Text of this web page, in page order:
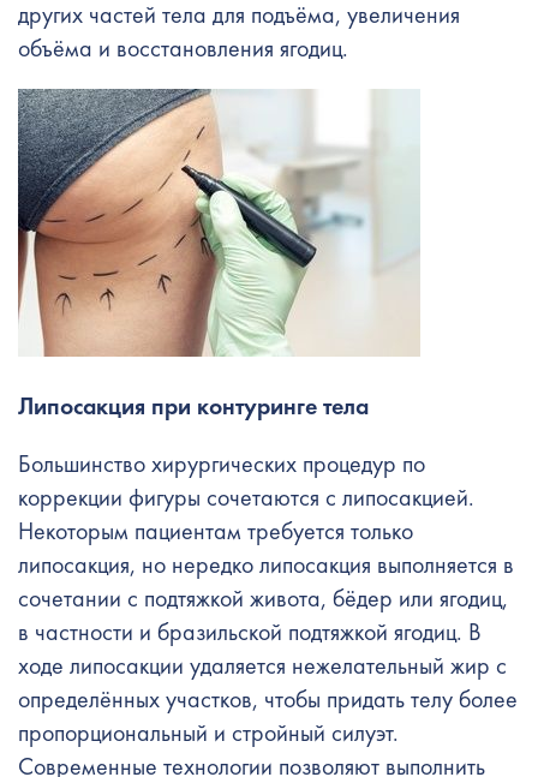
других частей тела для подъёма, увеличения
объёма и восстановления ягодиц.
Липосакция при контуринге тела
Большинство хирургических процедур по
коррекции фигуры сочетаются с липосакцией.
Некоторым пациентам требуется только
липосакция, но нередко липосакция выполняется в
сочетании с подтяжкой живота, бёдер или ягодиц,
в частности и бразильской подтяжкой ягодиц. В
ходе липосакции удаляется нежелательный жир с
определённых участков, чтобы придать телу более
пропорциональный и стройный силуэт.
Современные технологии позволяют выполнить